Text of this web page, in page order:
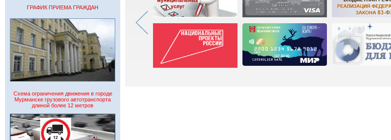
ГРАФИК ПРИЕМА ГРАЖДАН
Схема ограничения движения в городе
Мурманске грузового автотранспорта
длиной более 12 метров